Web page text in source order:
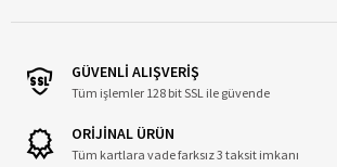
GÜVENLİ ALIŞVERİŞ
Tüm işlemler 128 bit SSL ile güvende
ORİJİNAL ÜRÜN
Tüm kartlara vade farksız 3 taksit imkanı